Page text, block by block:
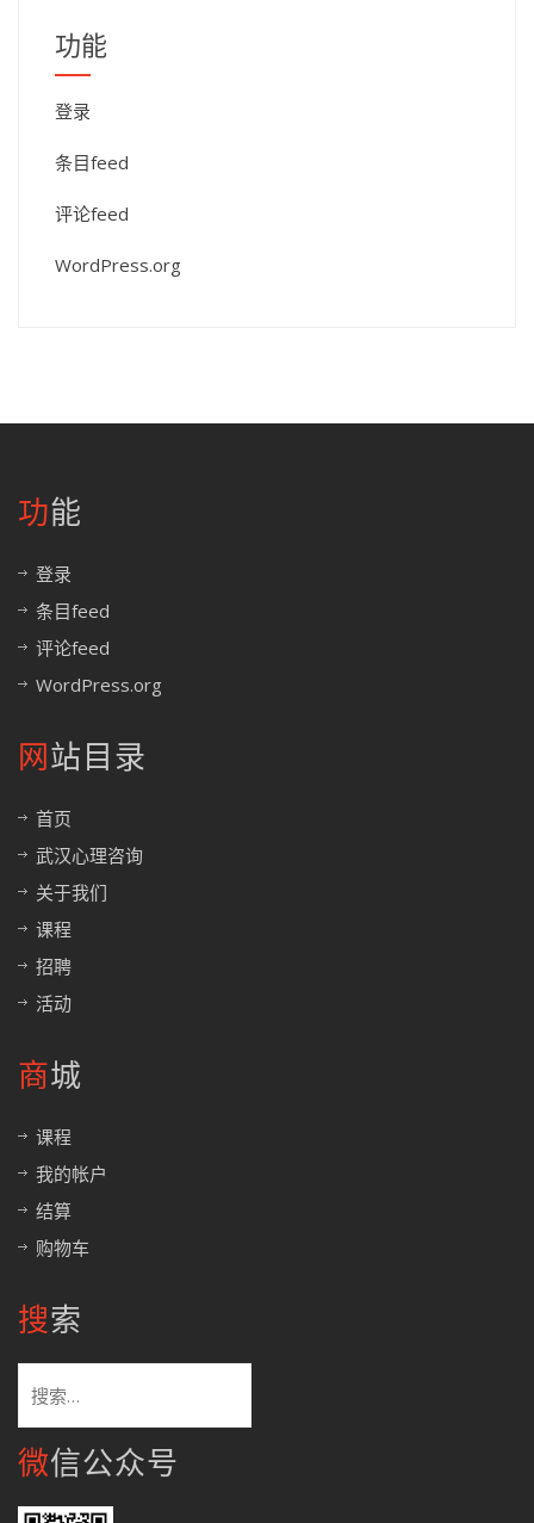
功能
登录
条目feed
评论feed
WordPress.org
功能
登录
条目feed
评论feed
WordPress.org
网站目录
首页
武汉心理咨询
关于我们
课程
招聘
活动
商城
课程
我的帐户
结算
购物车
搜索
索：
微信公众号